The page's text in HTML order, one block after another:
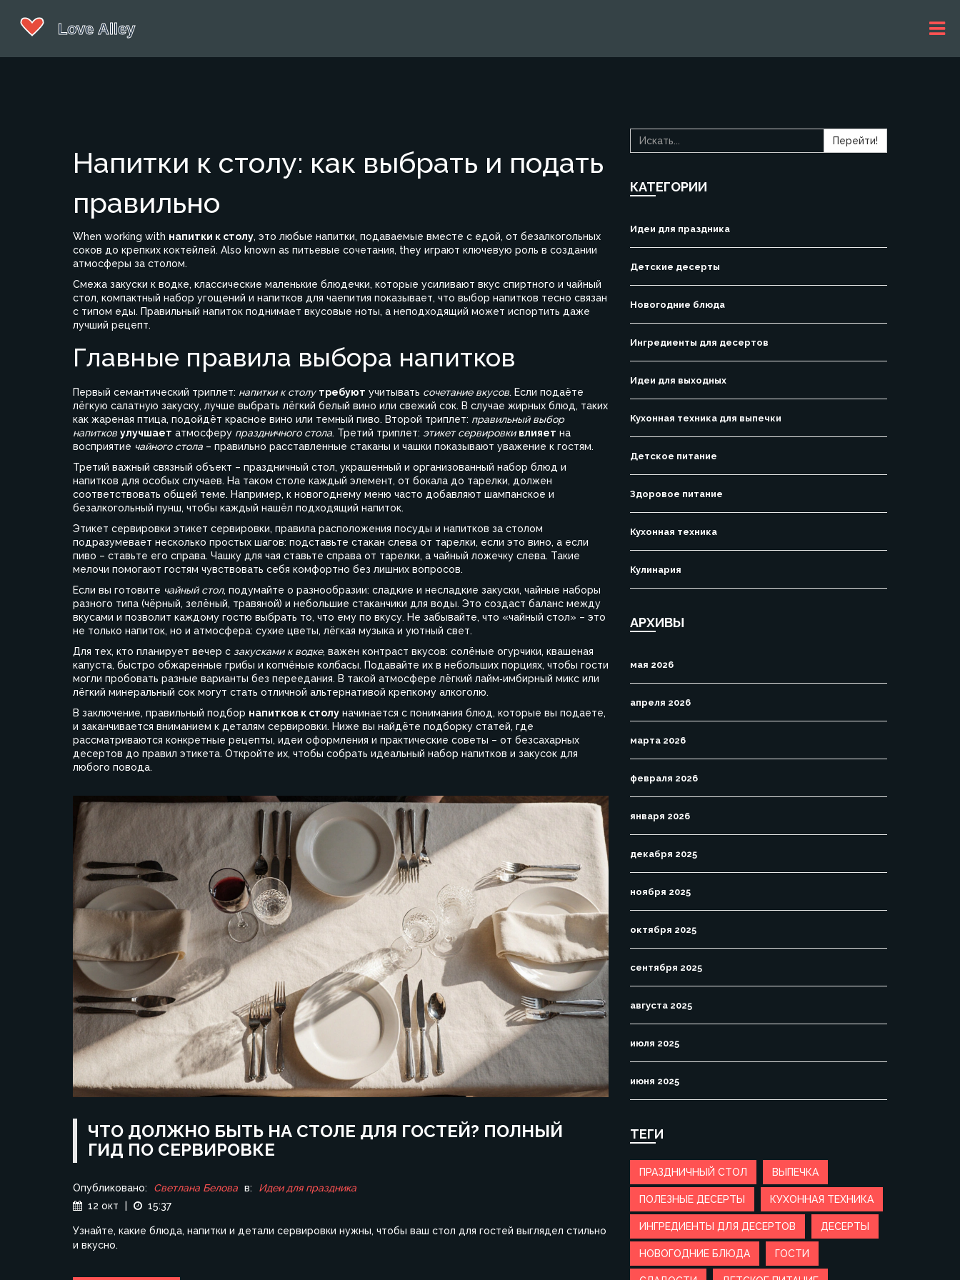
Напитки к столу: как выбрать и подать
правильно
When working with напитки к столу, это любые напитки, подаваемые вместе с едой, от безалкогольных
соков до крепких коктейлей. Also known as питьевые сочетания, they играют ключевую роль в создании
атмосферы за столом.
Смежа закуски к водке, классические маленькие блюдечки, которые усиливают вкус спиртного и чайный
стол, компактный набор угощений и напитков для чаепития показывает, что выбор напитков тесно связан
с типом еды. Правильный напиток поднимает вкусовые ноты, а неподходящий может испортить даже
лучший рецепт.
Главные правила выбора напитков
Первый семантический триплет: напитки к столу требуют учитывать сочетание вкусов. Если подаёте
лёгкую салатную закуску, лучше выбрать лёгкий белый вино или свежий сок. В случае жирных блюд, таких
как жареная птица, подойдёт красное вино или темный пиво. Второй триплет: правильный выбор
напитков улучшает атмосферу праздничного стола. Третий триплет: этикет сервировки влияет на
восприятие чайного стола – правильно расставленные стаканы и чашки показывают уважение к гостям.
Третий важный связный объект – праздничный стол, украшенный и организованный набор блюд и
напитков для особых случаев. На таком столе каждый элемент, от бокала до тарелки, должен
соответствовать общей теме. Например, к новогоднему меню часто добавляют шампанское и
безалкогольный пунш, чтобы каждый нашёл подходящий напиток.
Этикет сервировки этикет сервировки, правила расположения посуды и напитков за столом
подразумевает несколько простых шагов: подставьте стакан слева от тарелки, если это вино, а если
пиво – ставьте его справа. Чашку для чая ставьте справа от тарелки, а чайный ложечку слева. Такие
мелочи помогают гостям чувствовать себя комфортно без лишних вопросов.
Если вы готовите чайный стол, подумайте о разнообразии: сладкие и несладкие закуски, чайные наборы
разного типа (чёрный, зелёный, травяной) и небольшие стаканчики для воды. Это создаст баланс между
вкусами и позволит каждому гостю выбрать то, что ему по вкусу. Не забывайте, что «чайный стол» – это
не только напиток, но и атмосфера: сухие цветы, лёгкая музыка и уютный свет.
Для тех, кто планирует вечер с закусками к водке, важен контраст вкусов: солёные огурчики, квашеная
капуста, быстро обжаренные грибы и копчёные колбасы. Подавайте их в небольших порциях, чтобы гости
могли пробовать разные варианты без переедания. В такой атмосфере лёгкий лайм‑имбирный микс или
лёгкий минеральный сок могут стать отличной альтернативой крепкому алкоголю.
В заключение, правильный подбор напитков к столу начинается с понимания блюд, которые вы подаете,
и заканчивается вниманием к деталям сервировки. Ниже вы найдёте подборку статей, где
рассматриваются конкретные рецепты, идеи оформления и практические советы – от безсахарных
десертов до правил этикета. Откройте их, чтобы собрать идеальный набор напитков и закусок для
любого повода.
ЧТО ДОЛЖНО БЫТЬ НА СТОЛЕ ДЛЯ ГОСТЕЙ? ПОЛНЫЙ
ГИД ПО СЕРВИРОВКЕ
Опубликовано: Светлана Белова в:
Идеи для праздника
12 окт
15:37
Узнайте, какие блюда, напитки и детали сервировки нужны, чтобы ваш стол для гостей выглядел стильно
и вкусно.
Перейти!
КАТЕГОРИИ
Идеи для праздника
Детские десерты
Новогодние блюда
Ингредиенты для десертов
Идеи для выходных
Кухонная техника для выпечки
Детское питание
Здоровое питание
Кухонная техника
Кулинария
АРХИВЫ
мая 2026
апреля 2026
марта 2026
февраля 2026
января 2026
декабря 2025
ноября 2025
октября 2025
сентября 2025
августа 2025
июля 2025
июня 2025
ТЕГИ
ПРАЗДНИЧНЫЙ СТОЛ ВЫПЕЧКА
ПОЛЕЗНЫЕ ДЕСЕРТЫ КУХОННАЯ ТЕХНИКА
ИНГРЕДИЕНТЫ ДЛЯ ДЕСЕРТОВ ДЕСЕРТЫ
НОВОГОДНИЕ БЛЮДА ГОСТИ